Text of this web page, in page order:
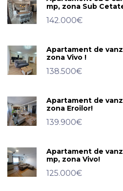
mp, zona Sub
142.000€
Apartament de
zona Vivo !
138.500€
Apartament de
zona Eroilor!
139.900€
Apartament de
mp, zona Vivo!
125.000€